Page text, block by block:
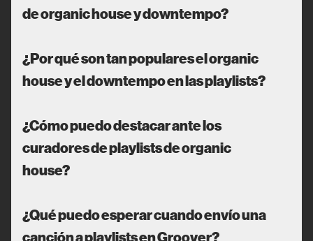
de organic house y downtempo?
¿Por qué son tan populares el organic
house y el downtempo en las playlists?
¿Cómo puedo destacar ante los
curadores de playlists de organic
house?
¿Qué puedo esperar cuando envío una
canción a playlists en Groover?